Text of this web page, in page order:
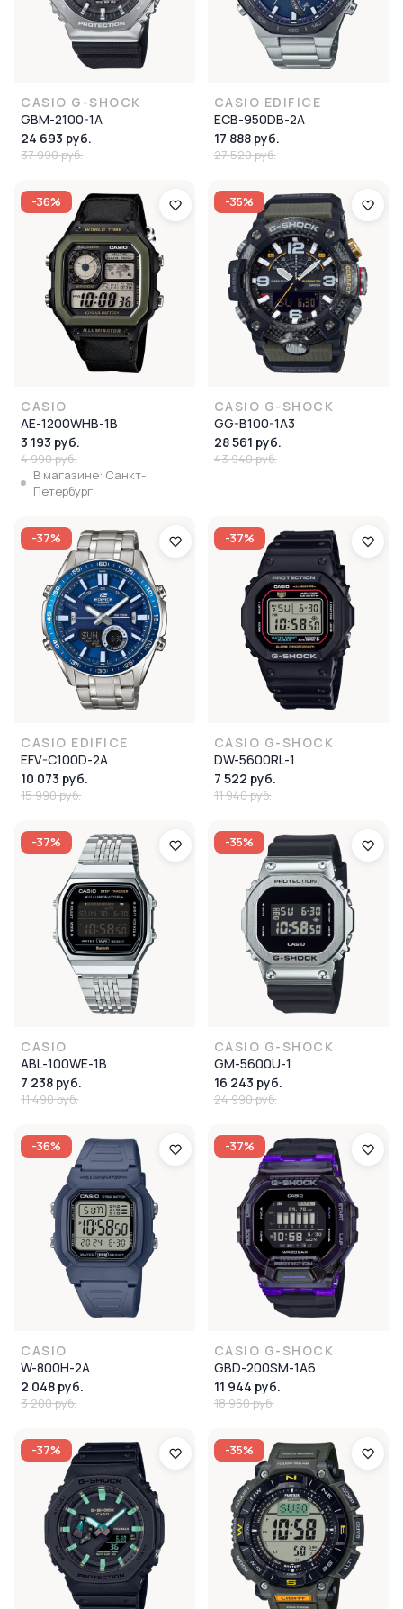
CASIO G-SHOCK
GBM-2100-1A
24 693 руб.
37 990 руб.
CASIO EDIFICE
ECB-950DB-2A
17 888 руб.
27 520 руб.
-36%
CASIO
AE-1200WHB-1B
3 193 руб.
4 990 руб.
В магазине: Санкт-
Петербург
-35%
CASIO G-SHOCK
GG-B100-1A3
28 561 руб.
43 940 руб.
-37%
CASIO EDIFICE
EFV-C100D-2A
10 073 руб.
15 990 руб.
-37%
CASIO G-SHOCK
DW-5600RL-1
7 522 руб.
11 940 руб.
-37%
CASIO
ABL-100WE-1B
7 238 руб.
11 490 руб.
-35%
CASIO G-SHOCK
GM-5600U-1
16 243 руб.
24 990 руб.
-36%
CASIO
W-800H-2A
2 048 руб.
3 200 руб.
-37%
CASIO G-SHOCK
GBD-200SM-1A6
11 944 руб.
18 960 руб.
-37% -35%